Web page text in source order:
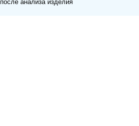
анализа изделия